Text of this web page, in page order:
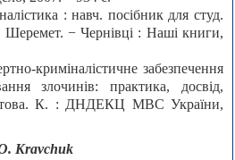
: навч. посібник для студ.
− Чернівці : Наші книги,
криміналістичне забезпечення
злочинів: практика, досвід,
К. : ДНДЕКЦ МВС України,
Kravchuk